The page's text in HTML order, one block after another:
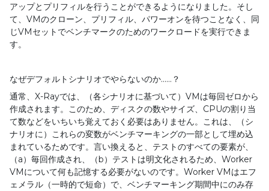
アップとプリフィルを行うことができるようになりました。そし
て、 VMのクローン、プリフィル、パワーオンを待つことなく、同
じVMセットでベンチマークのためのワークロードを実行できま
す。
なぜデフォルトシナリオでやらないのか...... ？
通常、 X-Rayでは、（各シナリオに基づいて） VMは毎回ゼロから
作成されます。このため、ディスクの数やサイズ、 CPUの割り当
て数などをいちいち覚えておく必要はありません。これは、（シ
ナリオに）これらの変数がベンチマーキングの一部として埋め込
まれているためです。言い換えると、テストのすべての要素が、
（a）毎回作成され、（b）テストは明文化されるため、 Worker
VMについて何も記憶する必要がないのです。 Worker VMはエフ
ェメラル（一時的で短命）で、ベンチマーキング期間中にのみ存